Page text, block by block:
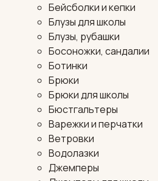
Бейсболки и кепки
Блузы для школы
Блузы, рубашки
Босоножки, сандалии
Ботинки
Брюки
Брюки для школы
Бюстгальтеры
Варежки и перчатки
Ветровки
Водолазки
Джемперы